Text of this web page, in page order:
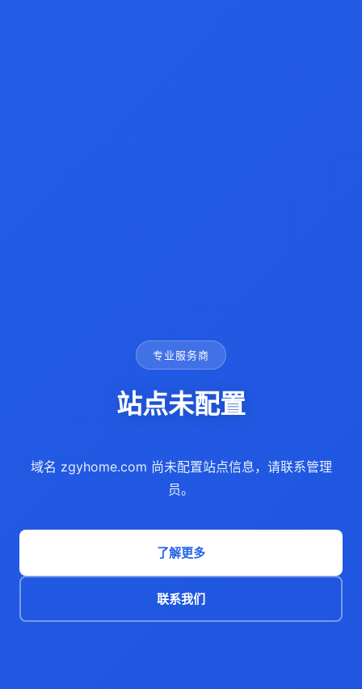
专业服务商
站点未配置
域名 zgyhome.com 尚未配置站点信息，请联系管理
员。
了解更多
联系我们